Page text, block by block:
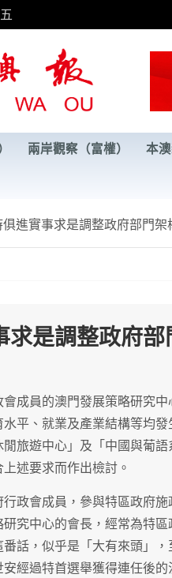
兩岸觀察（富權） 本
俱進實事求是調整政府部門架
求是調整政府部
成員的澳門發展策略研究
平、就業及產業結構等均發
旅遊中心」及「中國與葡
述要求而作出檢討。
政會成員，參與特區政府
究中心的會長，經常為特
話，似乎是「大有來頭」
經過特首選舉獲得連任後